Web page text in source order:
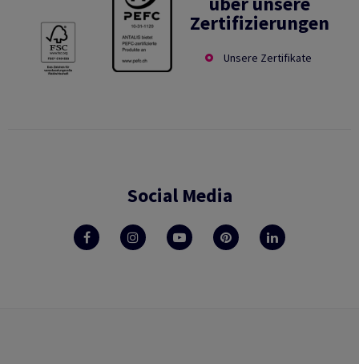
Zertifizierungen
Unsere Zertifikate
Social Media